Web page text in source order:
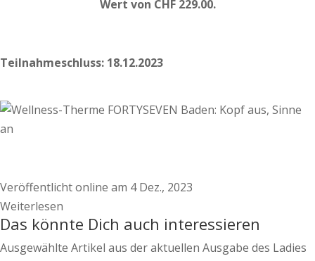
Wert von CHF 229.00.
Teilnahmeschluss: 18.12.2023
Veröffentlicht online am 4 Dez., 2023
Weiterlesen
Das könnte Dich auch interessieren
Ausgewählte Artikel aus der aktuellen Ausgabe des Ladies